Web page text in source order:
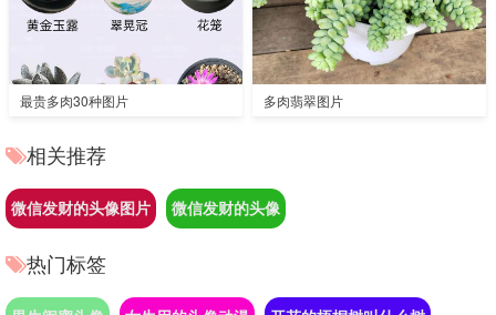
最贵多肉30种图片 多肉翡翠图片
相关推荐
微信发财的头像图片 微信发财的头像
热门标签